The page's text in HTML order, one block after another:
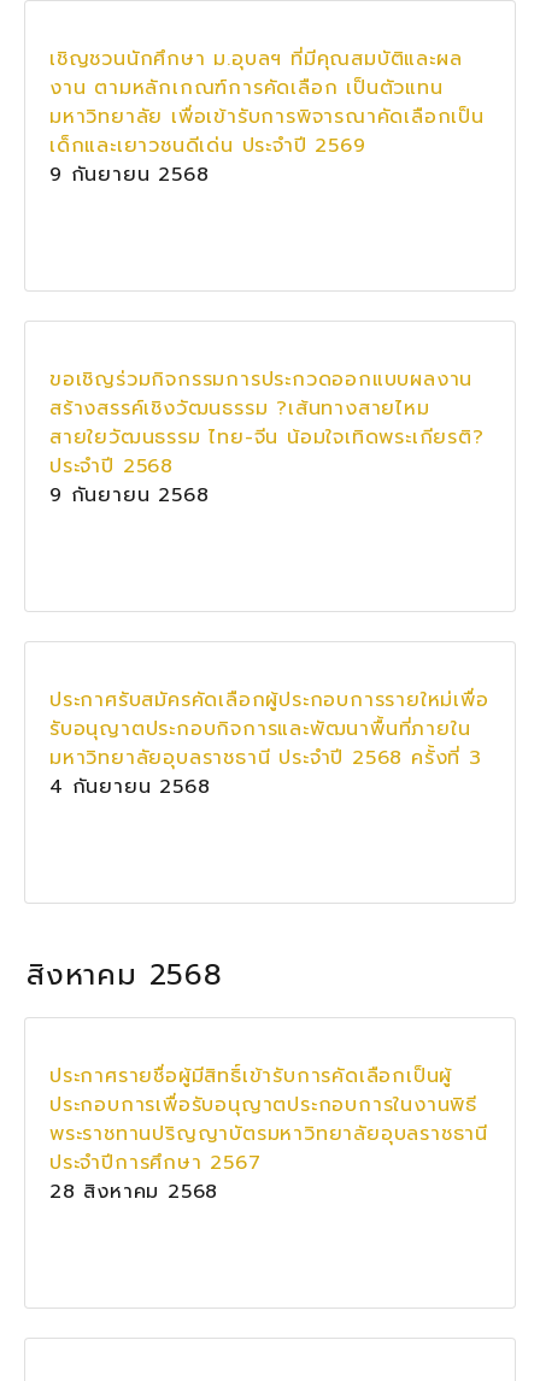
เชิญชวนนักศึกษา ม.อุบลฯ ที่มีคุณสมบัติและผล
งาน ตามหลักเกณฑ์การคัดเลือก เป็นตัวแทน
มหาวิทยาลัย เพื่อเข้ารับการพิจารณาคัดเลือกเป็น
เด็กและเยาวชนดีเด่น ประจำปี 2569
9 กันยายน 2568
ขอเชิญร่วมกิจกรรมการประกวดออกแบบผลงาน
สร้างสรรค์เชิงวัฒนธรรม ?เส้นทางสายไหม
สายใยวัฒนธรรม ไทย-จีน น้อมใจเทิดพระเกียรติ?
ประจำปี 2568
9 กันยายน 2568
ประกาศรับสมัครคัดเลือกผู้ประกอบการรายใหม่เพื่อ
รับอนุญาตประกอบกิจการและพัฒนาพื้นที่ภายใน
มหาวิทยาลัยอุบลราชธานี ประจำปี 2568 ครั้งที่ 3
4 กันยายน 2568
สิงหาคม 2568
ประกาศรายชื่อผู้มีสิทธิ์เข้ารับการคัดเลือกเป็นผู้
ประกอบการเพื่อรับอนุญาตประกอบการในงานพิธี
พระราชทานปริญญาบัตรมหาวิทยาลัยอุบลราชธานี
ประจำปีการศึกษา 2567
28 สิงหาคม 2568